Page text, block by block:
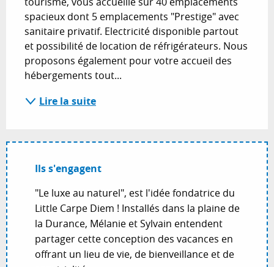
spacieux dont 5 emplacements "Prestige" avec
sanitaire privatif. Electricité disponible partout
et possibilité de location de réfrigérateurs. Nous
proposons également pour votre accueil des
hébergements tout...
Lire la suite
Ils s'engagent
"Le luxe au naturel", est l'idée fondatrice du
Little Carpe Diem ! Installés dans la plaine de
la Durance, Mélanie et Sylvain entendent
partager cette conception des vacances en
offrant un lieu de vie, de bienveillance et de